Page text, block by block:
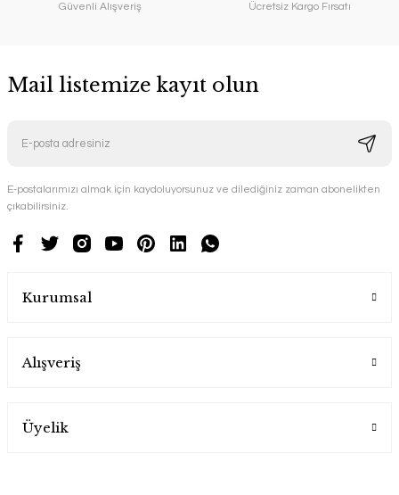
Güvenli Alışveriş
Ücretsiz Kargo Fırsatı
Mail listemize kayıt olun
E-postalarımızı almak için kaydoluyorsunuz ve dilediğiniz zaman abonelikten
çıkabilirsiniz.
Kurumsal
Alışveriş
Üyelik